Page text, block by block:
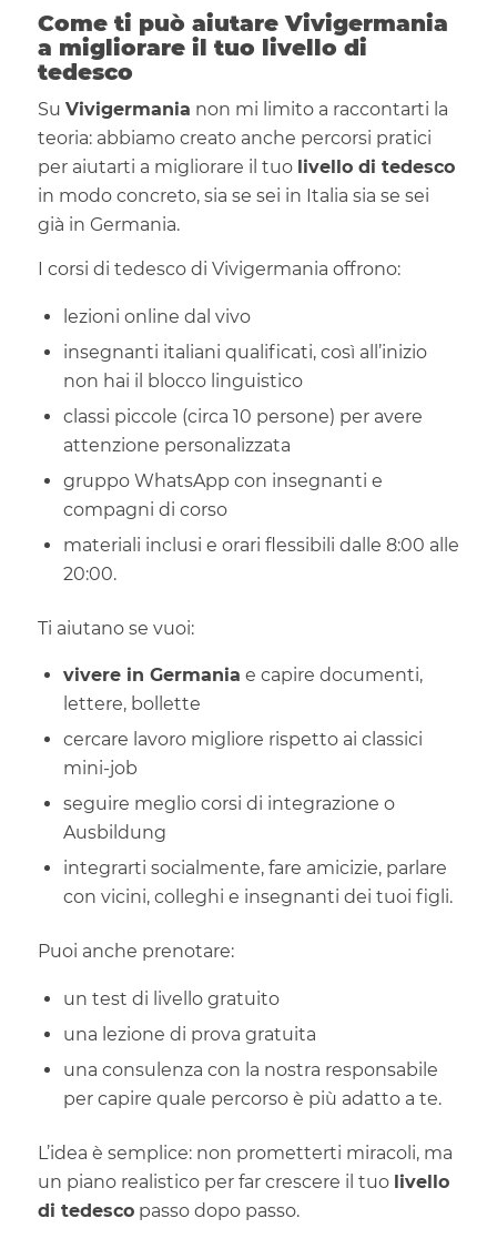
Come ti può aiutare Vivigermania
a migliorare il tuo livello di
tedesco
Su Vivigermania non mi limito a raccontarti la
teoria: abbiamo creato anche percorsi pratici
per aiutarti a migliorare il tuo livello di tedesco
in modo concreto, sia se sei in Italia sia se sei
già in Germania.
I corsi di tedesco di Vivigermania offrono:
lezioni online dal vivo
insegnanti italiani qualificati, così all’inizio
non hai il blocco linguistico
classi piccole (circa 10 persone) per avere
attenzione personalizzata
gruppo WhatsApp con insegnanti e
compagni di corso
materiali inclusi e orari flessibili dalle 8:00 alle
20:00.
Ti aiutano se vuoi:
vivere in Germania e capire documenti,
lettere, bollette
cercare lavoro migliore rispetto ai classici
mini-job
seguire meglio corsi di integrazione o
Ausbildung
integrarti socialmente, fare amicizie, parlare
con vicini, colleghi e insegnanti dei tuoi figli.
Puoi anche prenotare:
un test di livello gratuito
una lezione di prova gratuita
una consulenza con la nostra responsabile
per capire quale percorso è più adatto a te.
L’idea è semplice: non prometterti miracoli, ma
un piano realistico per far crescere il tuo livello
di tedescopasso dopo passo.